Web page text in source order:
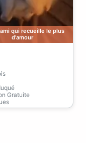
qui recueille le plus
d'amour
Gratuite